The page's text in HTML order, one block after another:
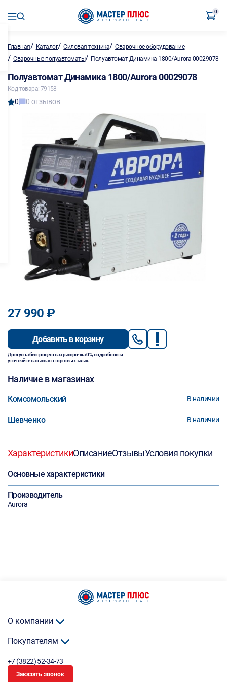
0
Главная/ Каталог/Силовая техника/Сварочное оборудование
/ Сварочные полуавтоматы/ Полуавтомат Динамика 1800/Aurora 00029078
Полуавтомат Динамика 1800/Aurora 00029078
Код товара: 79158
0 0 отзывов
27 990 ₽
Добавить в корзину
Доступна беспроцентная рассрочка 0%, подробности
уточняйте на кассах в торговых залах.
Наличие в магазинах
Комсомольский В наличии
Шевченко В наличии
ХарактеристикиОписаниеОтзывыУсловия покупки
Основные характеристики
Производитель
Aurora
О компании
Покупателям
+7 (3822) 52-34-73
Заказать звонок